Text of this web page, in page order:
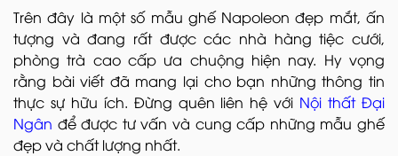
Trên đây là một số mẫu ghế Napoleon đẹp mắt, ấn
tượng và đang rất được các nhà hàng tiệc cưới,
phòng trà cao cấp ưa chuộng hiện nay. Hy vọng
rằng bài viết đã mang lại cho bạn những thông tin
thực sự hữu ích. Đừng quên liên hệ với Nội thất Đại
Ngân để được tư vấn và cung cấp những mẫu ghế
đẹp và chất lượng nhất.